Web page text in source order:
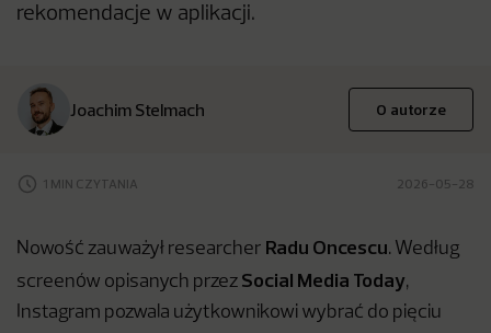
rekomendacje w aplikacji.
Joachim Stelmach O autorze
1 MIN CZYTANIA 2026-05-28
Nowość zauważył researcher Radu Oncescu. Według
screenów opisanych przez Social Media Today,
Instagram pozwala użytkownikowi wybrać do pięciu